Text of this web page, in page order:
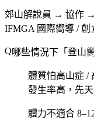
郊山解說員 → 協作
IFMGA 國際嚮導 / 創
哪些情況下「登山
體質怕高山症 /
發生率高，先
體力不適合